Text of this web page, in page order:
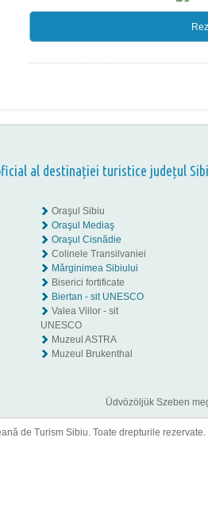
al destinației turistice județul
Oraşul Sibiu
Oraşul Mediaş
Oraşul Cisnădie
Colinele Transilvaniei
Mărginimea Sibiului
Biserici fortificate
Biertan - sit UNESCO
Valea Viilor - sit
UNESCO
Muzeul ASTRA
Muzeul Brukenthal
Üdvözöljük Szeben
de Turism Sibiu. Toate drepturile rezervate.